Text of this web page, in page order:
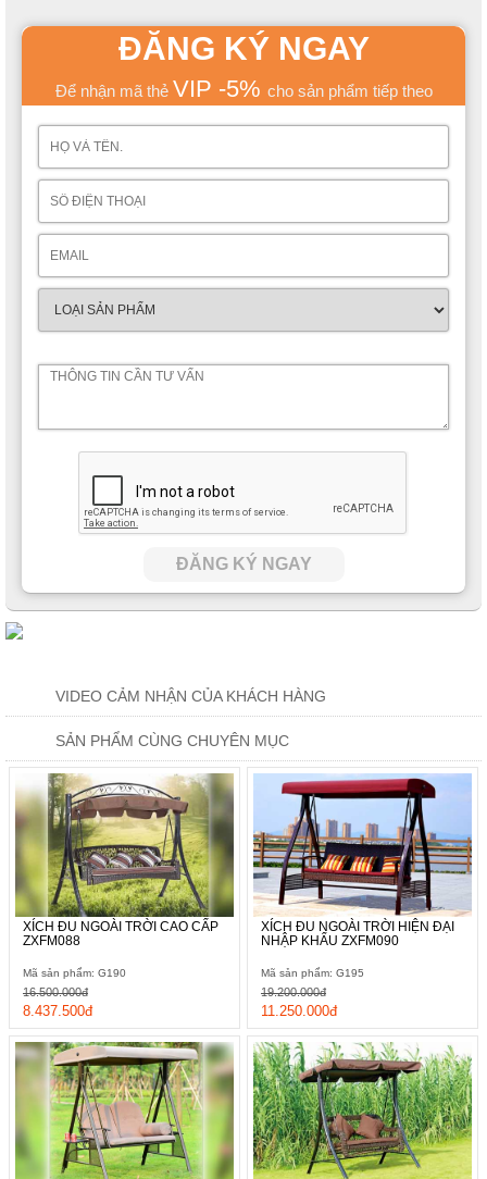
ĐĂNG KÝ NGAY
Để nhận mã thẻ VIP -5% cho sản phẩm tiếp theo
ĐĂNG KÝ NGAY
VIDEO CẢM NHẬN CỦA KHÁCH HÀNG
SẢN PHẨM CÙNG CHUYÊN MỤC
XÍCH ĐU NGOÀI TRỜI CAO CẤP
ZXFM088
Mã sản phẩm: G190
8.437.500đ
16.500.000đ
XÍCH ĐU NGOÀI TRỜI HIỆN ĐẠI
NHẬP KHẨU ZXFM090
Mã sản phẩm: G195
11.250.000đ
19.200.000đ